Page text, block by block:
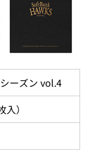
ーズン vol.4
）